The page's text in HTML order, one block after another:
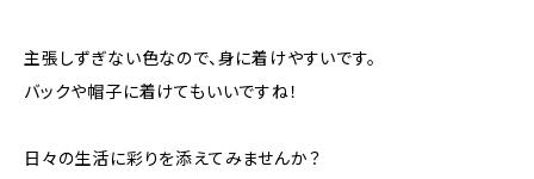
主張しずぎない色なので、身に着けやすいです。
バックや帽子に着けてもいいですね！
日々の生活に彩りを添えてみませんか？